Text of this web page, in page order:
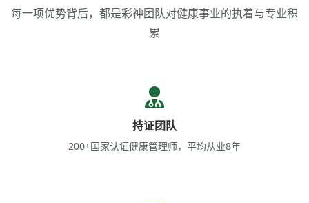
每一项优势背后，都是彩神团队对健康事业的执着与专业积
累
持证团队
200+国家认证健康管理师，平均从业8年